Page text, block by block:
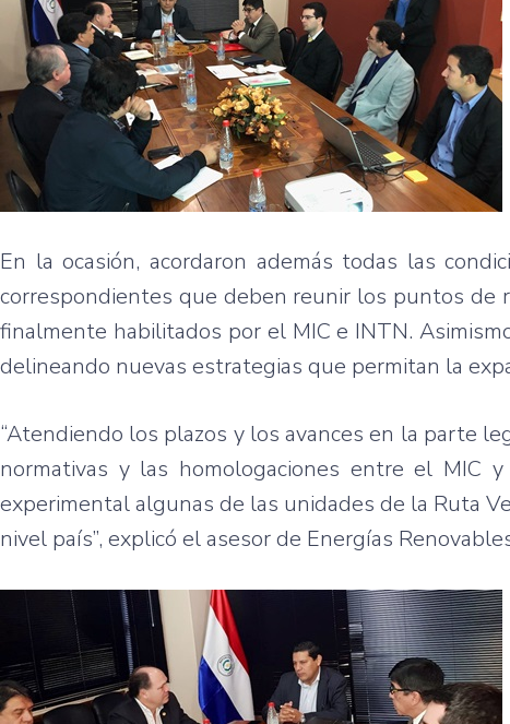
En la ocasión, acordaron además todas las
correspondientes que deben reunir los puntos de
finalmente habilitados por el MIC e INTN.
delineando nuevas estrategias que permitan la
“Atendiendo los plazos y los avances en la parte
normativas y las homologaciones entre el MIC
experimental algunas de las unidades de la Ruta
nivel país”, explicó el asesor de Energías